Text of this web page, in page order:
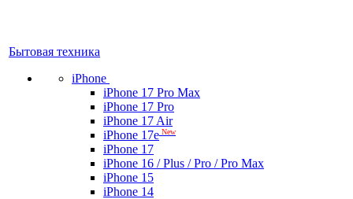
Бытовая техника
iPhone
iPhone 17 Pro Max
iPhone 17 Pro
iPhone 17 Air
iPhone 17e New
iPhone 17
iPhone 16 / Plus / Pro / Pro Max
iPhone 15
iPhone 14